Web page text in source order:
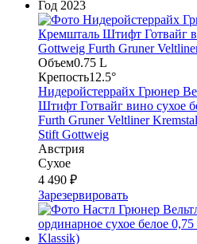
Год 2023
Объем0.75 L
Крепость12.5°
Нидеройстеррайх Грюнер
Штифт Готвайг вино сухое
Furth Gruner Veltliner
Stift Gottweig
Австрия
Сухое
4 490 ₽
Зарезервировать